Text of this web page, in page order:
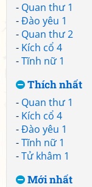
- Quan thư 1
-Đào yêu 1
- Quan thư 2
- Kích cổ 4
-Tĩnh nữ 1
Thích nhất
- Quan thư 1
- Kích cổ 4
-Đào yêu 1
-Tĩnh nữ 1
-Tử khâm 1
Mới nhất